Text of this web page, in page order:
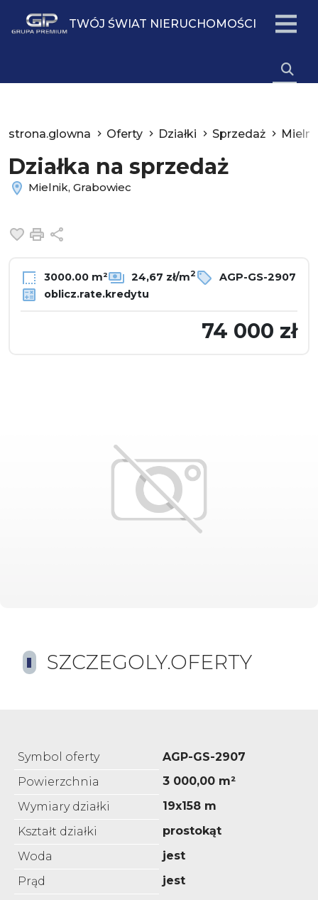
TWÓJ ŚWIAT NIERUCHOMOŚCI
strona.glowna Oferty Działki Sprzedaż
Działka na sprzedaż
Mielnik, Grabowiec
Dodaj do ulubionych
Drukuj
3000.00 m² 24,67 zł/m2
AGP-GS-2907
oblicz.rate.kredytu
74 000 zł
SZCZEGOLY.OFERTY
Symbol oferty
AGP-GS-2907
Powierzchnia
3 000,00 m²
Wymiary działki
19x158 m
Kształt działki
prostokąt
Woda
jest
Prąd
jest